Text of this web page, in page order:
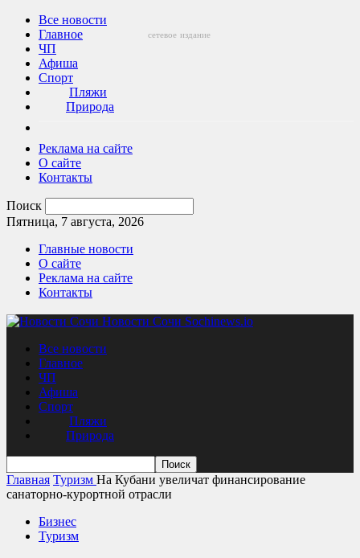
Все новости
Главное
ЧП
Афиша
Спорт
Пляжи
Природа
Реклама на сайте
О сайте
Контакты
Поиск
Пятница, 7 августа, 2026
Главные новости
О сайте
Реклама на сайте
Контакты
Новости Сочи Sochinews.io
сетевое издание
Все новости
Главное
ЧП
Афиша
Спорт
Пляжи
Природа
Главная Туризм На Кубани увеличат финансирование
санаторно-курортной отрасли
Бизнес
Туризм